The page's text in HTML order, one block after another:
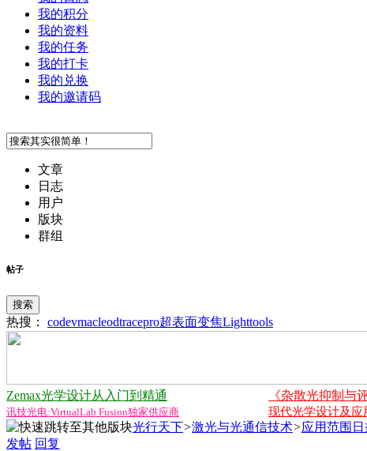
我的积分
我的资料
我的任务
我的打卡
我的兑换
我的邀请码
文章
日志
用户
版块
群组
帖子
搜索
热搜： codevmacleodtracepro超表面变焦Lighttools
Zemax光学设计从入门到精通 《杂散光抑制与
讯技光电:VirtualLab Fusion独家供应商 现代光学设计及应
光行天下>激光与光通信技术>应用范围
发帖 回复